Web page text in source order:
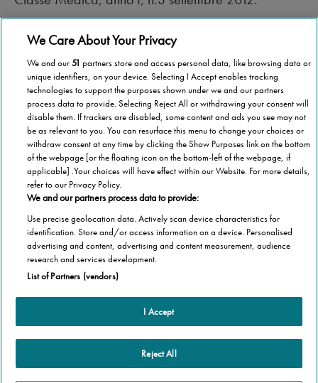
Categorie
Casa
Terza Età
Cookie Policy
Privacy Policy
Altre informazioni
We Care About Your Privacy
We and our51 partners store and access personal data, like browsing data or
unique identifiers, on your device. Selecting I Accept enables tracking
technologies to support the purposes shown under we and our partners
process data to provide. Selecting Reject All or withdrawing your consent will
disable them. If trackers are disabled, some content and ads you see may not
be as relevant to you. You can resurface this menu to change your choices or
withdraw consent at any time by clicking the Show Purposes link on the bottom
of the webpage [or the floating icon on the bottom-left of the webpage, if
applicable] .Your choices will have effect within our Website. For more details,
refer to our Privacy Policy.
We and our partners process data to provide:
Use precise geolocation data. Actively scan device characteristics for
identification. Store and/or access information on a device. Personalised
advertising and content, advertising and content measurement, audience
research and services development.
List of Partners (vendors)
I Accept
Reject All